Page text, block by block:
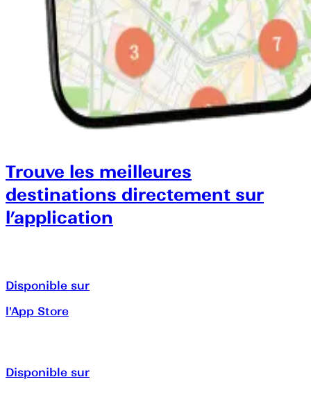
Trouve les meilleures
destinations directement sur
l’application
Disponible sur
l'App Store
Disponible sur